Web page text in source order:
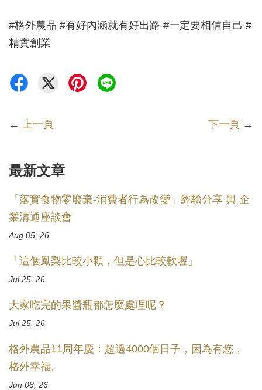
#格外農品 #有好內涵就有好出路 #一定要相信自己 #
精實創業
← 上一頁 下一頁 →
最新文章
「落實食物零廢棄-消費者行為改變」經驗分享 與 企
業溝通座談會
Aug 05, 26
「這個鳳梨比較小顆，但是心比較軟喔」
Jul 25, 26
大家吃完的果醬瓶都怎麼處理呢？
Jul 25, 26
格外農品11周年慶：超過4000個日子，因為有您，
格外幸福。
Jun 08, 26